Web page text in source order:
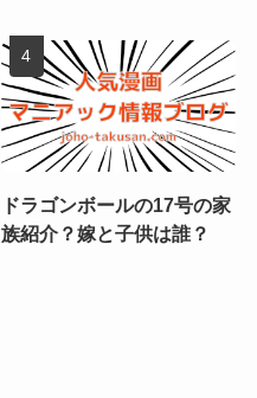
ドラゴンボールの17号の家
族紹介？嫁と子供は誰？